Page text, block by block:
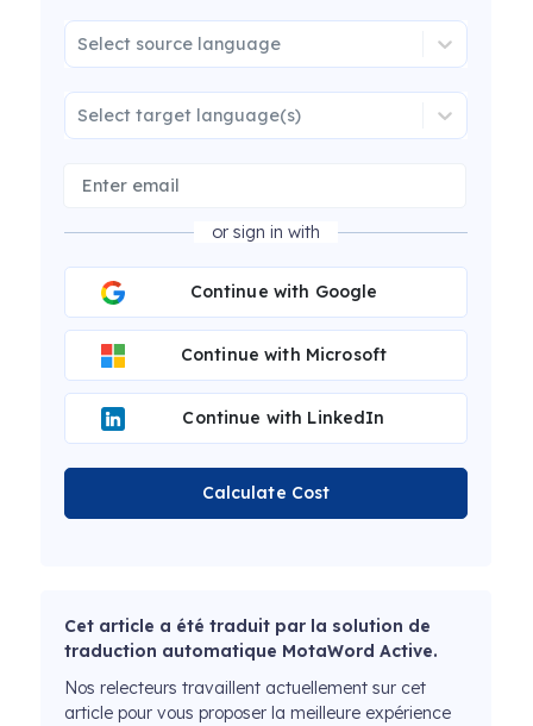
Select source language
Select target language(s)
or sign in with
Continue with Google
Continue with Microsoft
Continue with LinkedIn
Calculate Cost
Cet article a été traduit par la solution de
traduction automatique MotaWord Active.
Nos relecteurs travaillent actuellement sur cet
article pour vous proposer la meilleure expérience